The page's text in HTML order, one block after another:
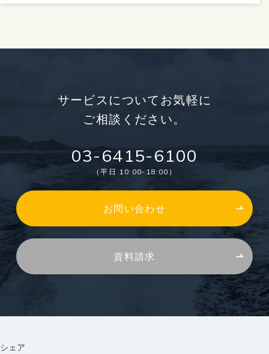
サービスについてお気軽に
ご相談ください。
03-6415-6100
（平日 10:00-18:00）
お問い合わせ
資料請求
シェア